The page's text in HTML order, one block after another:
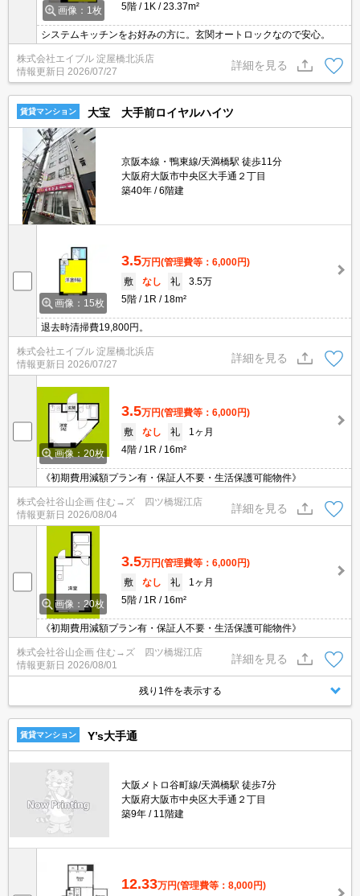
画像：1枚
5階
1K 23.37m²
システムキッチンをお好みの方に。玄関オートロックなので安心。
株式会社エイブル 淀屋橋北浜店
情報更新日 2026/07/27
詳細を見る
賃貸マンション 大宝 大手前ロイヤルハイツ
京阪本線・鴨東線/天満橋駅 徒歩11分
大阪府大阪市中央区大手通２丁目
築40年
6階建
画像：15枚
3.5万円(管理費等：6,000円)
敷
なし 礼
3.5万
5階
1R 18m²
退去時清掃費19,800円。
株式会社エイブル 淀屋橋北浜店
情報更新日 2026/07/27
詳細を見る
画像：20枚
3.5万円(管理費等：6,000円)
敷
なし 礼
1ヶ月
4階
1R 16m²
《初期費用減額プラン有・保証人不要・生活保護可能物件》
株式会社谷山企画 住む→ズ 四ツ橋堀江店
情報更新日 2026/08/04
詳細を見る
画像：20枚
3.5万円(管理費等：6,000円)
敷
なし 礼
1ヶ月
5階
1R 16m²
《初期費用減額プラン有・保証人不要・生活保護可能物件》
株式会社谷山企画 住む→ズ 四ツ橋堀江店
情報更新日 2026/08/01
詳細を見る
残り1件を表示する
賃貸マンション Y’s大手通
大阪メトロ谷町線/天満橋駅 徒歩7分
大阪府大阪市中央区大手通２丁目
築9年
11階建
12.33万円(管理費等：8,000円)